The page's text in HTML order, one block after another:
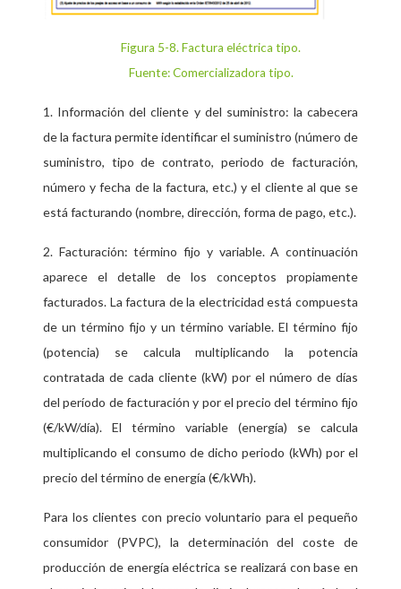
Figura 5-8. Factura eléctrica tipo.
Fuente: Comercializadora tipo.
1. Información del cliente y del suministro: la cabecera
de la factura permite identificar el suministro (número de
suministro, tipo de contrato, periodo de facturación,
número y fecha de la factura, etc.) y el cliente al que se
está facturando (nombre, dirección, forma de pago, etc.).
2. Facturación: término fijo y variable. A continuación
aparece el detalle de los conceptos propiamente
facturados. La factura de la electricidad está compuesta
de un término fijo y un término variable. El término fijo
(potencia) se calcula multiplicando la potencia
contratada de cada cliente (kW) por el número de días
del período de facturación y por el precio del término fijo
(€/kW/día). El término variable (energía) se calcula
multiplicando el consumo de dicho periodo (kWh) por el
precio del término de energía (€/kWh).
Para los clientes con precio voluntario para el pequeño
consumidor (PVPC), la determinación del coste de
producción de energía eléctrica se realizará con base en